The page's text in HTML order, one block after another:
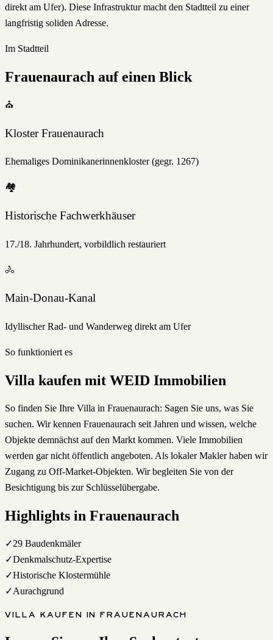
direkt am Ufer). Diese Infrastruktur macht den Stadtteil zu einer
langfristig soliden Adresse.
Im Stadtteil
Frauenaurach auf einen Blick
⛪
Kloster Frauenaurach
Ehemaliges Dominikanerinnenkloster (gegr. 1267)
🏘️
Historische Fachwerkhäuser
17./18. Jahrhundert, vorbildlich restauriert
🚴
Main-Donau-Kanal
Idyllischer Rad- und Wanderweg direkt am Ufer
So funktioniert es
Villa kaufen mit WEID Immobilien
So finden Sie Ihre Villa in Frauenaurach: Sagen Sie uns, was Sie
suchen. Wir kennen Frauenaurach seit Jahren und wissen, welche
Objekte demnächst auf den Markt kommen. Viele Immobilien
werden gar nicht öffentlich angeboten. Als lokaler Makler haben wir
Zugang zu Off-Market-Objekten. Wir begleiten Sie von der
Besichtigung bis zur Schlüsselübergabe.
Highlights in Frauenaurach
✓29 Baudenkmäler
✓Denkmalschutz-Expertise
✓Historische Klostermühle
✓Aurachgrund
VILLA KAUFEN INFRAUENAURACH